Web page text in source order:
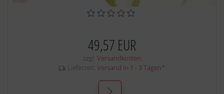
49,57 EUR
zzgl. Versandkosten
Lieferzeit: Versand in 1 - 3 Tagen *